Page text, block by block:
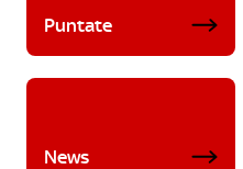
Puntate
News